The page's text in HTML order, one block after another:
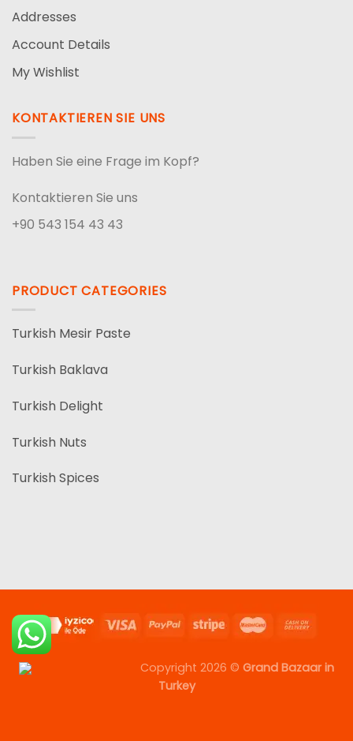
Addresses
Account Details
My Wishlist
KONTAKTIEREN SIE UNS
Haben Sie eine Frage im Kopf?
Kontaktieren Sie uns
+90 543 154 43 43
PRODUCT CATEGORIES
Turkish Mesir Paste
Turkish Baklava
Turkish Delight
Turkish Nuts
Turkish Spices
Copyright 2026 © Grand Bazaar in
Turkey